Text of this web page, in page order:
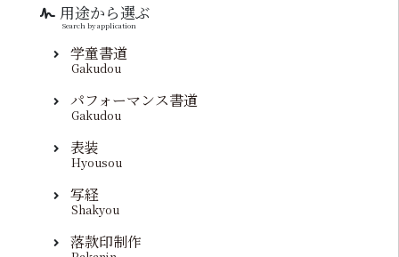
用途から選ぶ
Search by application
学童書道
Gakudou
パフォーマンス書道
Gakudou
表装
Hyousou
写経
Shakyou
落款印制作